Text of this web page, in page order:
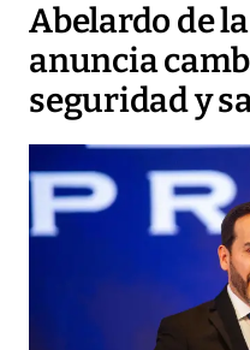
Abelardo de
anuncia
seguridad y